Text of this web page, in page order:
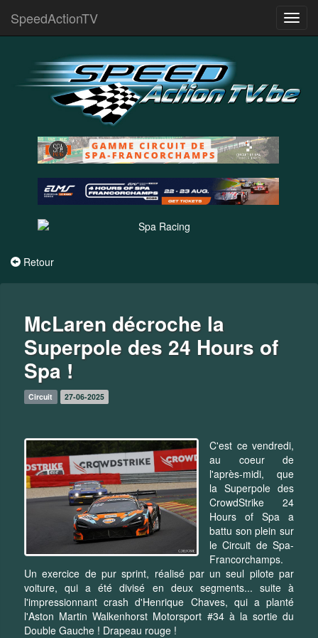
SpeedActionTV
Retour
McLaren décroche la
Superpole des 24 Hours of
Spa !
Circuit 27-06-2025
C'est ce vendredi,
au coeur de
l'après-midi, que
la Superpole des
CrowdStrike 24
Hours of Spa a
battu son plein sur
le Circuit de Spa-
Francorchamps.
Un exercice de pur sprint, réalisé par un seul pilote par
voiture, qui a été divisé en deux segments... suite à
l'impressionnant crash d'Henrique Chaves, qui a planté
l'Aston Martin Walkenhorst Motorsport #34 à la sortie du
Double Gauche ! Drapeau rouge !